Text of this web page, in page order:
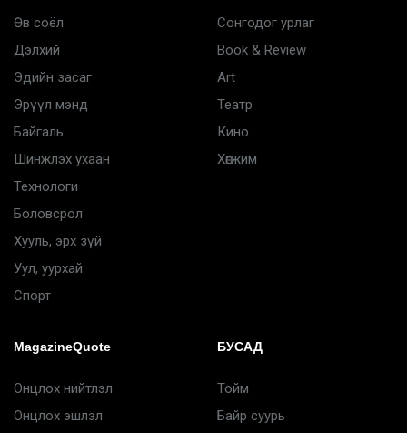
Өв соёл
Дэлхий
Эдийн засаг
Эрүүл мэнд
Байгаль
Шинжлэх ухаан
Технологи
Боловсрол
Хууль, эрх зүй
Уул, уурхай
Спорт
Сонгодог урлаг
Book & Review
Art
Театр
Кино
Хөгжим
MagazineQuote
Онцлох нийтлэл
Онцлох эшлэл
БУСАД
Тойм
Байр суурь